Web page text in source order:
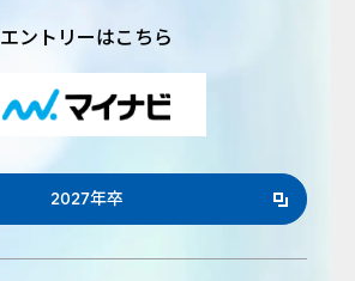
エントリーはこちら
2027年卒新規ウィンドウを開きます